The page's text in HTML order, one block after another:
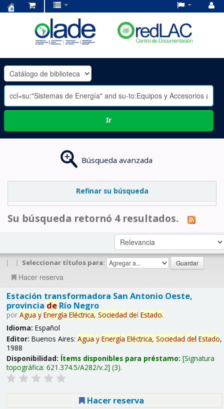
OLADE
-
Ir
Búsqueda avanzada
Refinar su búsqueda
Su búsqueda retornó 4 resultados.
| | Seleccionar títulos para:
Hacer reserva
Estación transformadora San Antonio Oeste,
provincia deRío Negro
por Agua y Energía Eléctrica, Sociedad del Estado.
Idioma: Español
Editor: Buenos Aires: Agua y Energía Eléctrica, Sociedad del Estado,
1988
Disponibilidad: Ítems disponibles para préstamo: Signatura
topográfica: 621.374.5/A282/v.2 (3).
Hacer reserva